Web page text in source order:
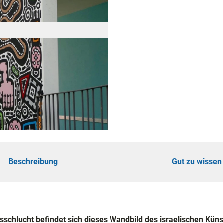
Beschreibung Gut zu wissen
befindet sich dieses Wandbild des israelischen